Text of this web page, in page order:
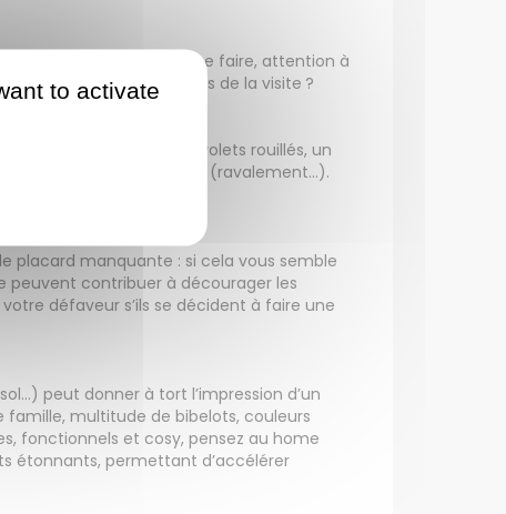
intéressés. Pour ce faire, attention à
toutes premières minutes de la visite ?
terne ou écaillée, des volets rouillés, un
travaux à réaliser (ravalement…).
placard manquante : si cela vous semble
peuvent contribuer à décourager les
défaveur s’ils se décident à faire une
peut donner à tort l’impression d’un
famille, multitude de bibelots, couleurs
fonctionnels et cosy, pensez au home
étonnants, permettant d’accélérer
to activate